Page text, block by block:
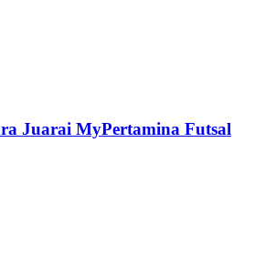
Juarai MyPertamina Futsal